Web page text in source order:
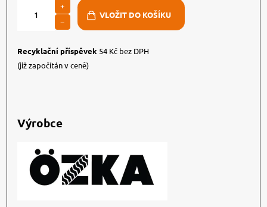
+
−
Recyklační příspěvek 54 Kč bez DPH
(již započítán v ceně)
Výrobce